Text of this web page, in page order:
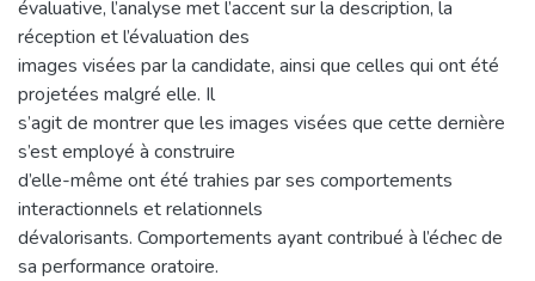
évaluative, l’analyse met l’accent sur la description, la
réception et l’évaluation des
images visées par la candidate, ainsi que celles qui ont été
projetées malgré elle. Il
s’agit de montrer que les images visées que cette dernière
s’est employé à construire
d’elle-même ont été trahies par ses comportements
interactionnels et relationnels
dévalorisants. Comportements ayant contribué à l’échec de
sa performance oratoire.